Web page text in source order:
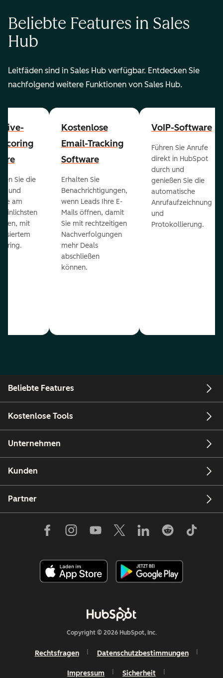
Beliebte Features in Sales
Hub
Leitfäden sind in Sales Hub verfügbar. Entdecken Sie
nachfolgend weitere Funktionen von Sales Hub.
Sie die
und
am
mit
Kostenlose
Email-Tracking
Software
Erhalten Sie
Benachrichtigungen,
wenn Leads Ihre E-
Mails öffnen, damit
Sie mit rechtzeitigen
Nachverfolgungen
mehr Deals
abschließen
können.
VoIP-Software
Führen Sie Anrufe
direkt in HubSpot
durch und
genießen Sie die
automatische
Anrufaufzeichnung
und
Protokollierung.
Beliebte Features
Kostenlose Tools
Unternehmen
Kunden
Partner
Copyright © 2026 HubSpot, Inc.
Rechtsfragen Datenschutzbestimmungen
Impressum Sicherheit